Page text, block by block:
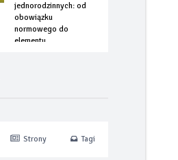
jednorodzinnych: od
obowiązku
normowego do
elementu
Strony Tagi